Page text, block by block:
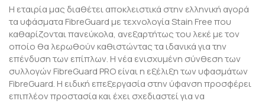
H εταιρία μας διαθέτει αποκλειστικά στην ελληνική αγορά
τα υφάσματα FibreGuard με τεχνολογία Stain Free που
καθαρίζονται πανεύκολα, ανεξαρτήτως του λεκέ με τον
οποίο θα λερωθούν καθιστώντας τα ιδανικά για την
επένδυση των επίπλων. Η νέα ενισχυμένη σύνθεση των
συλλογών FibreGuard PRO είναι η εξέλιξη των υφασμάτων
FibreGuard. Η ειδική επεξεργασία στην ύφανση προσφέρει
επιπλέον προστασία και έχει σχεδιαστεί για να